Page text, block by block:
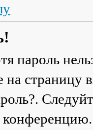
пароль
страницу
.
конференцию.